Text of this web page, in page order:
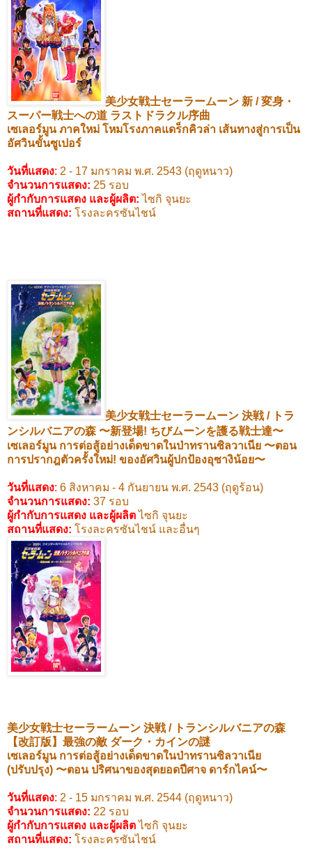
美少女戦士セーラームーン 新 /変身・
スーパー戦士への道 ラストドラクル序曲
เซเลอร์มูน ภาคใหม่ โหมโรงภาคแดร็กคิวล่า เส้นทางสู่การเป็น
อัศวินขั้นซูเปอร์
วันที่แสดง: 2 - 17 มกราคม พ.ศ. 2543 (ฤดูหนาว)
จำนวนการแสดง: 25 รอบ
ผู้กำกับการแสดง และผู้ผลิต: ไซกิ จุนยะ
สถานที่แสดง: โรงละครซันไชน์
美少女戦士セーラームーン 決戦 / トラ
ンシルバニアの森 〜新登場! ちびムーンを護る戦士達〜
เซเลอร์มูน การต่อสู้อย่างเด็ดขาดในป่าทรานซิลวาเนีย 〜ตอน
การปรากฎตัวครั้งใหม่! ของอัศวินผู้ปกป้องอุซางิน้อย〜
วันที่แสดง: 6 สิงหาคม - 4 กันยายน พ.ศ. 2543 (ฤดูร้อน)
จำนวนการแสดง: 37 รอบ
ผู้กำกับการแสดง และผู้ผลิต ไซกิ จุนยะ
สถานที่แสดง: โรงละครซันไชน์ และอื่นๆ
美少女戦士セーラームーン 決戦 / トランシルバニアの森
【改訂版】最強の敵 ダーク・カインの謎
เซเลอร์มูน การต่อสู้อย่างเด็ดขาดในป่าทรานซิลวาเนีย
(ปรับปรุง) 〜ตอน ปริศนาของสุดยอดปีศาจ ดาร์กไคน์〜
วันที่แสดง: 2 - 15 มกราคม พ.ศ. 2544 (ฤดูหนาว)
จำนวนการแสดง: 22 รอบ
ผู้กำกับการแสดง และผู้ผลิต ไซกิ จุนยะ
สถานที่แสดง: โรงละครซันไชน์